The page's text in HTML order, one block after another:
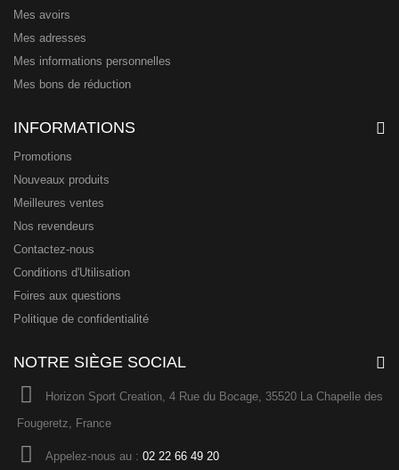
Mes avoirs
Mes adresses
Mes informations personnelles
Mes bons de réduction
INFORMATIONS
Promotions
Nouveaux produits
Meilleures ventes
Nos revendeurs
Contactez-nous
Conditions d'Utilisation
Foires aux questions
Politique de confidentialité
NOTRE SIÈGE SOCIAL
Horizon Sport Creation, 4 Rue du Bocage, 35520 La Chapelle des
Fougeretz, France
Appelez-nous au : 02 22 66 49 20